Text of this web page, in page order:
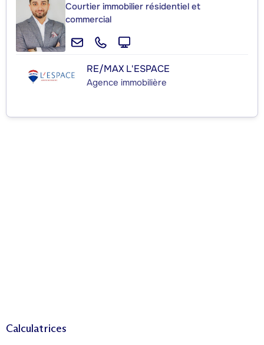
Courtier immobilier résidentiel et
commercial
RE/MAX L'ESPACE
Agence immobilière
Calculatrices